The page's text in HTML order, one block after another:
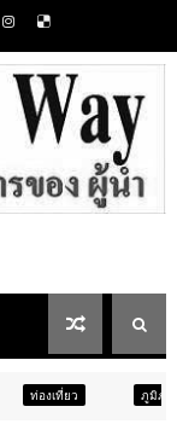
ภูมิภาค สังคม